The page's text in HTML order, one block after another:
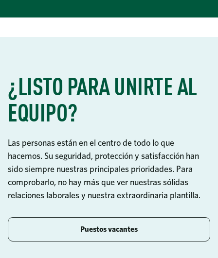
¿LISTO PARA UNIRTE AL
EQUIPO?
Las personas están en el centro de todo lo que
hacemos. Su seguridad, protección y satisfacción han
sido siempre nuestras principales prioridades. Para
comprobarlo, no hay más que ver nuestras sólidas
relaciones laborales y nuestra extraordinaria plantilla.
Puestos vacantes